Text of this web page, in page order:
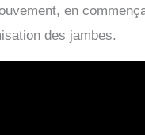
en
des jambes.